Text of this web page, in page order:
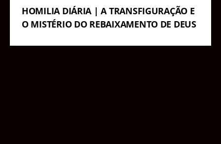
HOMILIA DIÁRIA | A TRANSFIGURAÇÃO E
O MISTÉRIO DO REBAIXAMENTO DE DEUS